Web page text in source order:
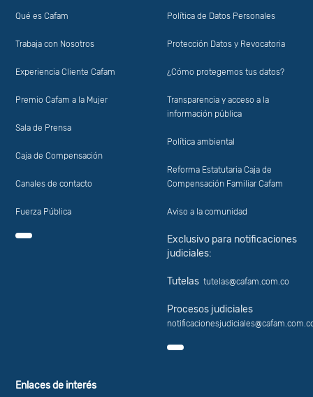
Qué es Cafam
Trabaja con Nosotros
Experiencia Cliente Cafam
Premio Cafam a la Mujer
Sala de Prensa
Caja de Compensación
Canales de contacto
Fuerza Pública
Política de Datos Personales
Protección Datos y Revocatoria
¿Cómo protegemos tus datos?
Transparencia y acceso a la
información pública
Política ambiental
Reforma Estatutaria Caja de
Compensación Familiar Cafam
Aviso a la comunidad
Exclusivo para notificaciones
judiciales:
Tutelas tutelas@cafam.com.co
Procesos judiciales
Enlaces de interés